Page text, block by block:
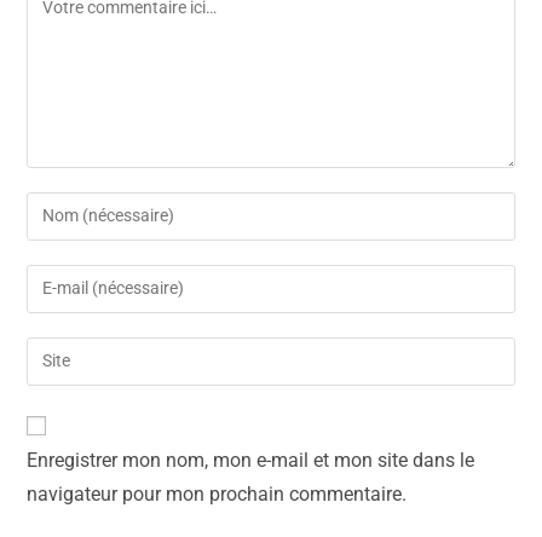
Enregistrer mon nom, mon e-mail et mon site dans le
navigateur pour mon prochain commentaire.